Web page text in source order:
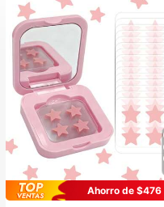
Ahorro de $476